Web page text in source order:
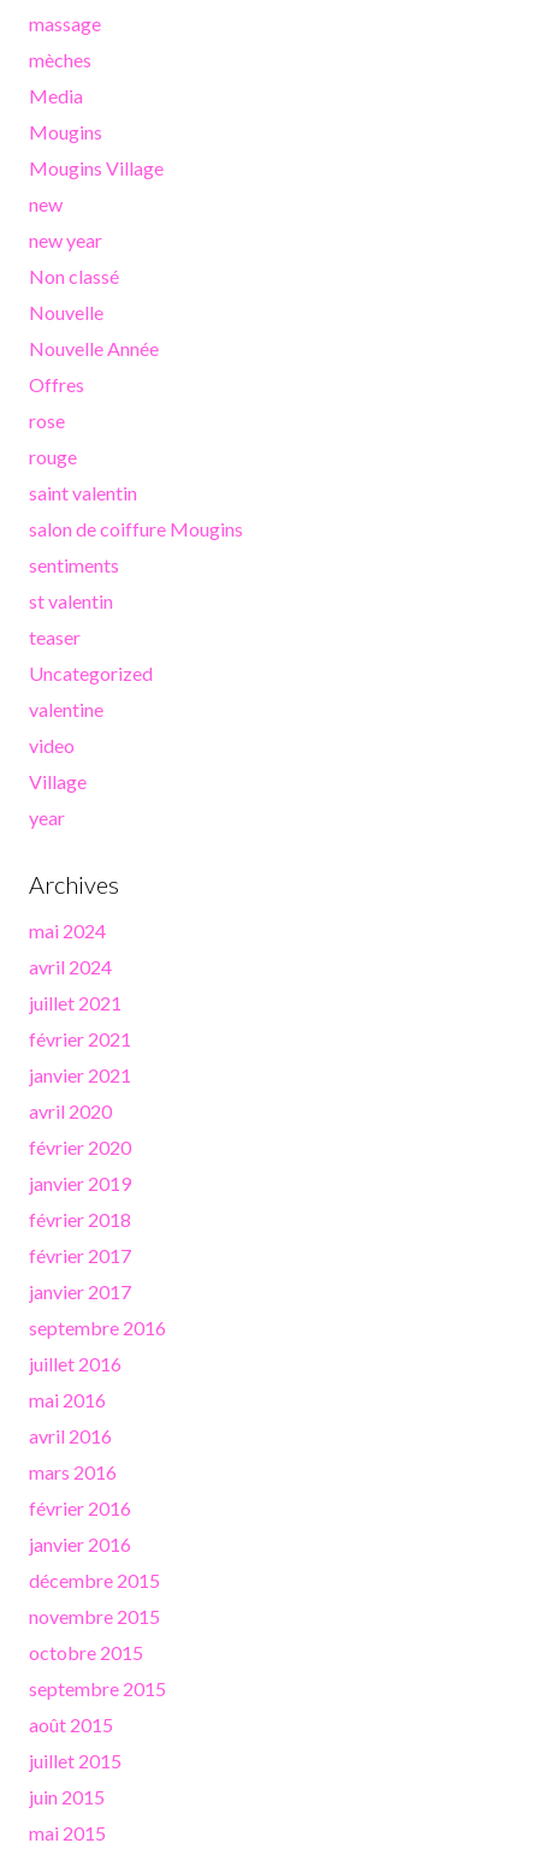
massage
mèches
Media
Mougins
Mougins Village
new
new year
Non classé
Nouvelle
Nouvelle Année
Offres
rose
rouge
saint valentin
salon de coiffure Mougins
sentiments
st valentin
teaser
Uncategorized
valentine
video
Village
year
Archives
mai 2024
avril 2024
juillet 2021
février 2021
janvier 2021
avril 2020
février 2020
janvier 2019
février 2018
février 2017
janvier 2017
septembre 2016
juillet 2016
mai 2016
avril 2016
mars 2016
février 2016
janvier 2016
décembre 2015
novembre 2015
octobre 2015
septembre 2015
août 2015
juillet 2015
juin 2015
mai 2015